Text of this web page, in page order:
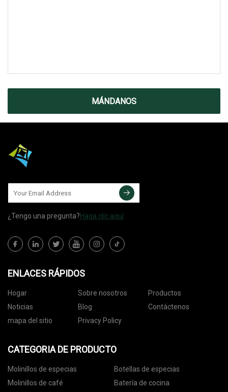
MÁNDANOS
¿Tengo una pregunta?Haga clic aquí
ENLACES RÁPIDOS
Hogar Sobre nosotros
Productos
Noticias
Blog
Contáctenos
mapa del sitio
Privacy Policy
CATEGORIA DE PRODUCTO
Molinillos de especias
Botellas de especias
Molinillos de café
Batería de cocina